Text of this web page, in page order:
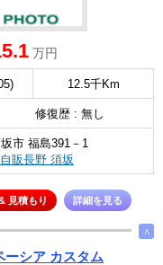
万円
12.5千Km
修復歴 : 無し
市 福島391－1
販長野 須坂
見積もり 詳細を見る
∧
ーシア カスタム